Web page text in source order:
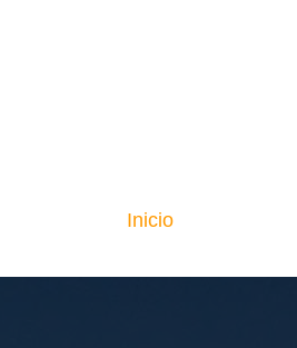
Inicio